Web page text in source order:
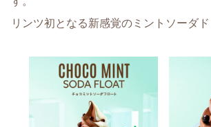
リンツ初となる新感覚のミントソーダド